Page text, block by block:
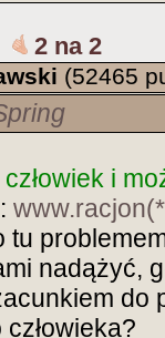
2 na 2
(52465
i
tu
nadążyć,
do